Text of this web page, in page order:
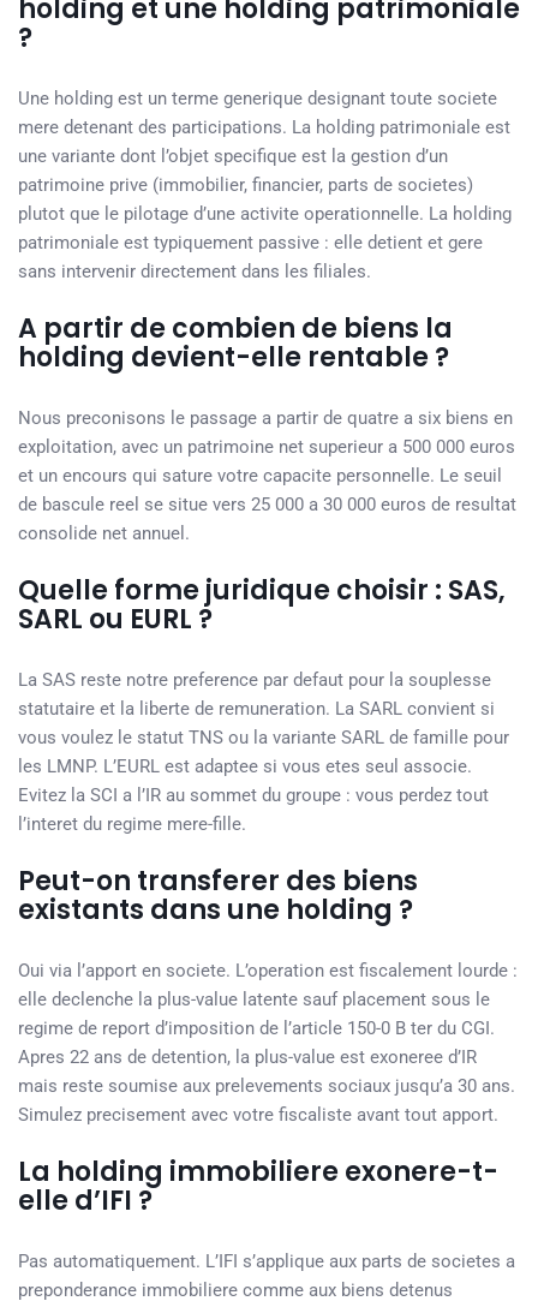
holding et une holding patrimoniale
?
Une holding est un terme generique designant toute societe
mere detenant des participations. La holding patrimoniale est
une variante dont l’objet specifique est la gestion d’un
patrimoine prive (immobilier, financier, parts de societes)
plutot que le pilotage d’une activite operationnelle. La holding
patrimoniale est typiquement passive : elle detient et gere
sans intervenir directement dans les filiales.
A partir de combien de biens la
holding devient-elle rentable ?
Nous preconisons le passage a partir de quatre a six biens en
exploitation, avec un patrimoine net superieur a 500 000 euros
et un encours qui sature votre capacite personnelle. Le seuil
de bascule reel se situe vers 25 000 a 30 000 euros de resultat
consolide net annuel.
Quelle forme juridique choisir : SAS,
SARL ou EURL ?
La SAS reste notre preference par defaut pour la souplesse
statutaire et la liberte de remuneration. La SARL convient si
vous voulez le statut TNS ou la variante SARL de famille pour
les LMNP. L’EURL est adaptee si vous etes seul associe.
Evitez la SCI a l’IR au sommet du groupe : vous perdez tout
l’interet du regime mere-fille.
Peut-on transferer des biens
existants dans une holding ?
Oui via l’apport en societe. L’operation est fiscalement lourde :
elle declenche la plus-value latente sauf placement sous le
regime de report d’imposition de l’article 150-0 B ter du CGI.
Apres 22 ans de detention, la plus-value est exoneree d’IR
mais reste soumise aux prelevements sociaux jusqu’a 30 ans.
Simulez precisement avec votre fiscaliste avant tout apport.
La holding immobiliere exonere-t-
elle d’IFI ?
Pas automatiquement. L’IFI s’applique aux parts de societes a
preponderance immobiliere comme aux biens detenus